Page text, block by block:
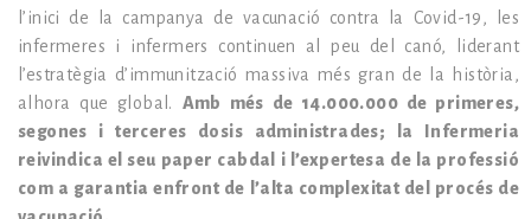
l’inici de la campanya de vacunació contra la Covid-19, les
infermeres i infermers continuen al peu del canó, liderant
l’estratègia d’immunització massiva més gran de la història,
alhora que global. Amb més de 14.000.000 de primeres,
segones i terceres dosis administrades; la Infermeria
reivindica el seu paper cabdal i l’expertesa de la professió
com a garantia enfront de l’alta complexitat del procés de